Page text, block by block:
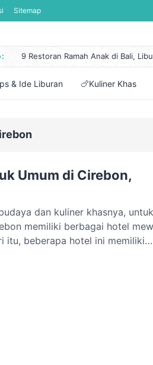
Sitemap
9 Restoran Ramah Anak di Bali,
Jadwal Lengkap Kapal Pelni KM
Liburan Eksotis di Pantai
& Ide Liburan 🍗Kuliner Khas
Umum di Cirebon,
dan kuliner khasnya, untuk
memiliki berbagai hotel
itu, beberapa hotel ini memiliki
berenang mewah di hotel